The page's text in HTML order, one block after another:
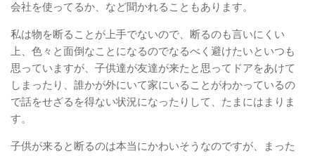
会社を使ってるか、など聞かれることもあります。
私は物を断ることが上手でないので、断るのも言いにくい
上、色々と面倒なことになるのでなるべく避けたいといつも
思っていますが、子供達が友達が来たと思ってドアをあけて
しまったり、誰かが外にいて家にいることがわかっているの
で話をせざるを得ない状況になったりして、たまにはまりま
す。
子供が来ると断るのは本当にかわいそうなのですが、まった